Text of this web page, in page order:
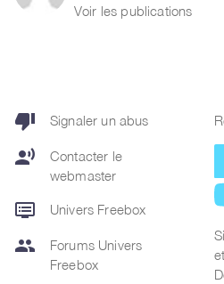
Voir les publications
thumb_down Signaler un abus
record_voice_over
Contacter le
webmaster
dvr Univers Freebox
group
Forums Univers
Freebox